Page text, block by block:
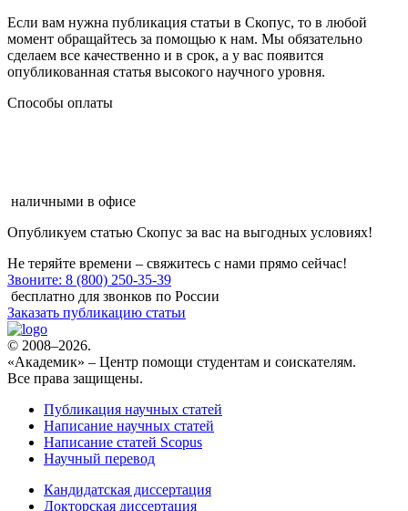
Если вам нужна публикация статьи в Скопус, то в любой
момент обращайтесь за помощью к нам. Мы обязательно
сделаем все качественно и в срок, а у вас появится
опубликованная статья высокого научного уровня.
Способы оплаты
наличными в офисе
Опубликуем статью Скопус за вас на выгодных условиях!
Не теряйте времени – свяжитесь с нами прямо сейчас!
Звоните: 8 (800) 250-35-39
бесплатно для звонков по России
Заказать публикацию статьи
© 2008–2026.
«Академик» – Центр помощи студентам и соискателям.
Все права защищены.
Публикация научных статей
Написание научных статей
Написание статей Scopus
Научный перевод
Кандидатская диссертация
Докторская диссертация